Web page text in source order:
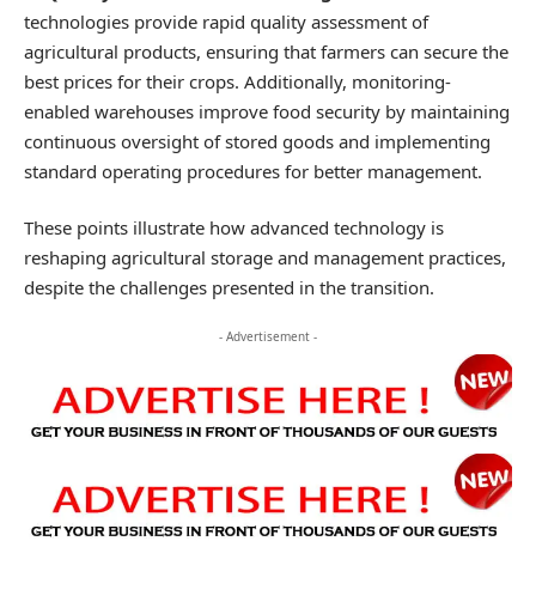
technologies provide rapid quality assessment of
agricultural products, ensuring that farmers can secure the
best prices for their crops. Additionally, monitoring-
enabled warehouses improve food security by maintaining
continuous oversight of stored goods and implementing
standard operating procedures for better management.
These points illustrate how advanced technology is
reshaping agricultural storage and management practices,
despite the challenges presented in the transition.
- Advertisement -